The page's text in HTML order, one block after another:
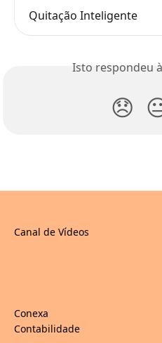
Quitação Inteligente
Isto respondeu
😞
Canal de Vídeos
Conexa
Contabilidade